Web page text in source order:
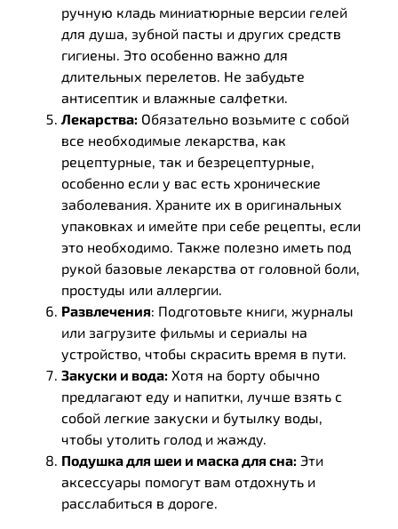
ручную кладь миниатюрные версии гелей
для душа, зубной пасты и других средств
гигиены. Это особенно важно для
длительных перелетов. Не забудьте
антисептик и влажные салфетки.
Лекарства: Обязательно возьмите с собой
все необходимые лекарства, как
рецептурные, так и безрецептурные,
особенно если у вас есть хронические
заболевания. Храните их в оригинальных
упаковках и имейте при себе рецепты, если
это необходимо. Также полезно иметь под
рукой базовые лекарства от головной боли,
простуды или аллергии.
Развлечения: Подготовьте книги, журналы
или загрузите фильмы и сериалы на
устройство, чтобы скрасить время в пути.
Закуски и вода: Хотя на борту обычно
предлагают еду и напитки, лучше взять с
собой легкие закуски и бутылку воды,
чтобы утолить голод и жажду.
Подушка для шеи и маска для сна: Эти
аксессуары помогут вам отдохнуть и
расслабиться в дороге.